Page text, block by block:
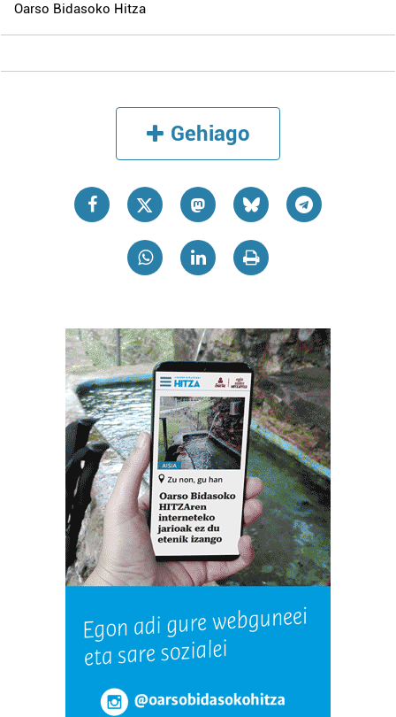
Oarso Bidasoko Hitza
Gehiago